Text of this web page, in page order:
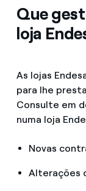
Que
loja
As lojas
para lhe
Consulte em
numa loja
Novas
Alterações